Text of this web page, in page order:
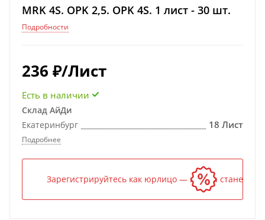
MRK 4S. OPK 2,5. OPK 4S. 1 лист - 30 шт.
Подробности
236 ₽/Лист
Есть в наличии
Склад АйДи
Екатеринбург
18 Лист
Подробнее
Зарегистрируйтесь как юрлицо — и цена станет